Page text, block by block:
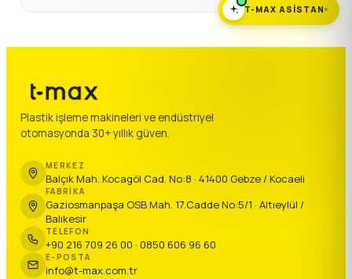
Plastik işleme makineleri ve endüstriyel
otomasyonda 30+ yıllık güven.
MERKEZ
Balçık Mah. Kocagöl Cad. No:8 · 41400 Gebze / Kocaeli
FABRIKA
Gaziosmanpaşa OSB Mah. 17.Cadde No:5/1 · Altıeylül /
Balıkesir
TELEFON
+90 216 709 26 00 · 0850 606 96 60
E-POSTA
info@t-max.com.tr
T-MAX ASISTAN